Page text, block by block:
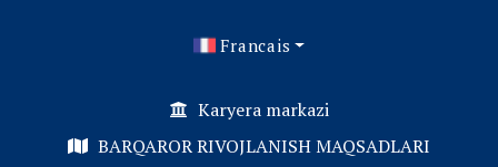
Francais
Karyera markazi
BARQAROR RIVOJLANISH MAQSADLARI